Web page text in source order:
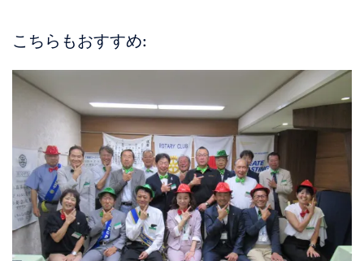
こちらもおすすめ: